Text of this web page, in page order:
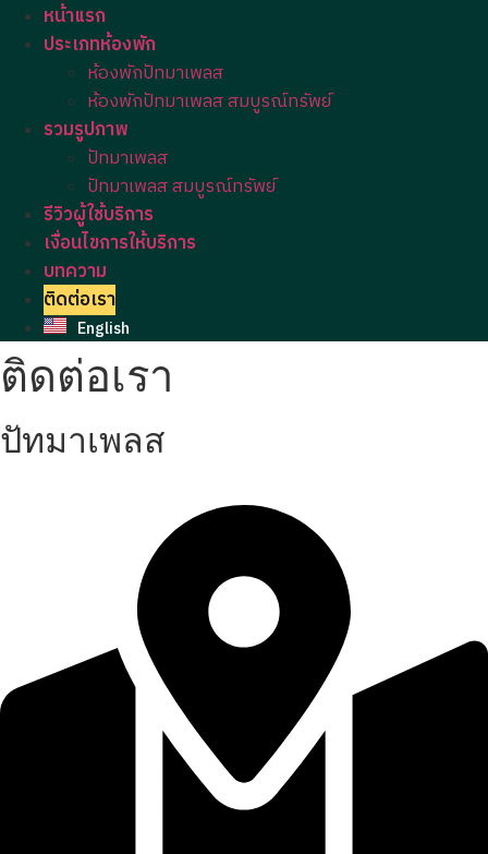
หน้าแรก
ประเภทห้องพัก
ห้องพักปัทมาเพลส
ห้องพักปัทมาเพลส สมบูรณ์ทรัพย์
รวมรูปภาพ
ปัทมาเพลส
ปัทมาเพลส สมบูรณ์ทรัพย์
รีวิวผู้ใช้บริการ
เงื่อนไขการให้บริการ
บทความ
ติดต่อเรา
English
ติดต่อเรา
ปัทมาเพลส